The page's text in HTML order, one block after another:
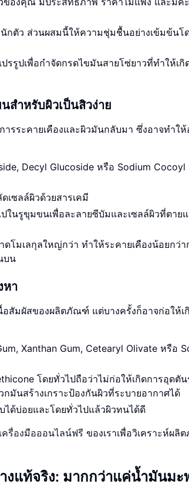
นักตัว ส่วนผสมนี้ให้ความชุ่มชื้นอย่างเข้มข้นโ
รูปเพื่อกำจัดกรดไขมันสายโซ่ยาวที่ทำให้เกิ
สำหรับผิวเป็นสิวง่าย
รระคายเคืองและผิวมันกลับมา ซึ่งอาจทำให้
Decyl Glucoside หรือ Sodium Cocoyl
ซลล์ผิวด้วยสารเคมี
ในรูขุมขนเพื่อละลายซีบัมและเซลล์ผิวที่ตาย
โมเลกุลใหญ่กว่า ทำให้ระคายเคืองน้อยกว่า
บน
หา
อสัมผัสของผลิตภัณฑ์ แต่บางครั้งก็อาจก่อให้เ
Xanthan Gum, Cetearyl Olivate หรือ
โดยทั่วไปถือว่าไม่ก่อให้เกิดการอุดตั
นสร้างเกราะป้องกันผิวที่ระบายอากาศได้
ด้บ่อยและโดยทั่วไปแล้วผิวทนได้ดี
เครื่องมือออนไลน์ฟรี ของเราเพื่อวิเคราะห์ผลิ
งแท้จริง: มากกว่าแค่น้ำมันมะ